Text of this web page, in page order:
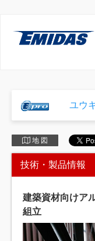
ユウ
地 図
技術・製品情報
建築資材向けア
組立